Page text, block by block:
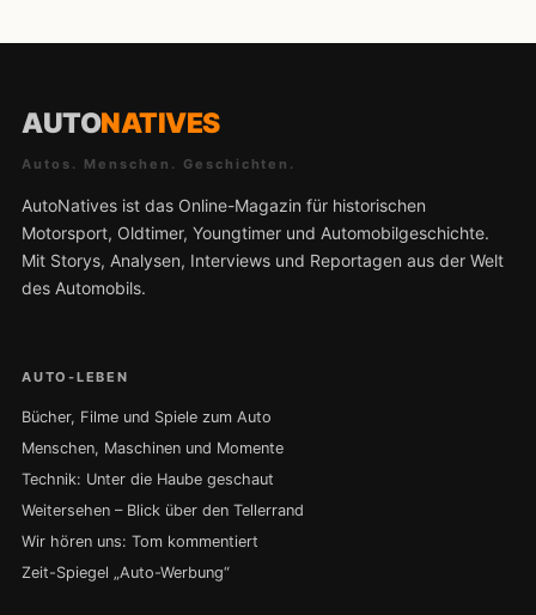
AUTONATIVES
Autos. Menschen. Geschichten.
AutoNatives ist das Online-Magazin für historischen
Motorsport, Oldtimer, Youngtimer und Automobilgeschichte.
Mit Storys, Analysen, Interviews und Reportagen aus der Welt
des Automobils.
AUTO-LEBEN
Bücher, Filme und Spiele zum Auto
Menschen, Maschinen und Momente
Technik: Unter die Haube geschaut
Weitersehen – Blick über den Tellerrand
Wir hören uns: Tom kommentiert
Zeit-Spiegel „Auto-Werbung“